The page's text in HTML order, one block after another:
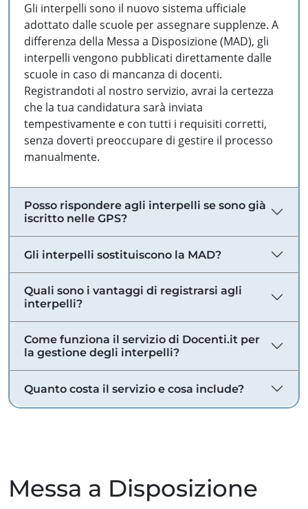
Gli interpelli sono il nuovo sistema ufficiale
adottato dalle scuole per assegnare supplenze. A
differenza della Messa a Disposizione (MAD), gli
interpelli vengono pubblicati direttamente dalle
scuole in caso di mancanza di docenti.
Registrandoti al nostro servizio, avrai la certezza
che la tua candidatura sarà inviata
tempestivamente e con tutti i requisiti corretti,
senza doverti preoccupare di gestire il processo
manualmente.
Posso rispondere agli interpelli se sono già
iscritto nelle GPS?
Gli interpelli sostituiscono la MAD?
Quali sono i vantaggi di registrarsi agli
interpelli?
Come funziona il servizio di Docenti.it per
la gestione degli interpelli?
Quanto costa il servizio e cosa include?
Messa a Disposizione